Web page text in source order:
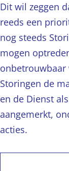
Dit wil zeggen
reeds een
nog steeds
mogen
Storingen de
en de Dienst
aangemerkt,
acties.